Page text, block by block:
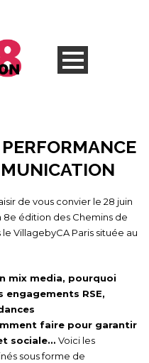
de vous convier le 28 juin
8e édition des Chemins de
le VillagebyCA Paris située au
mix media, pourquoi
engagements RSE,
faire pour garantir
sociale… Voici les
sous forme de